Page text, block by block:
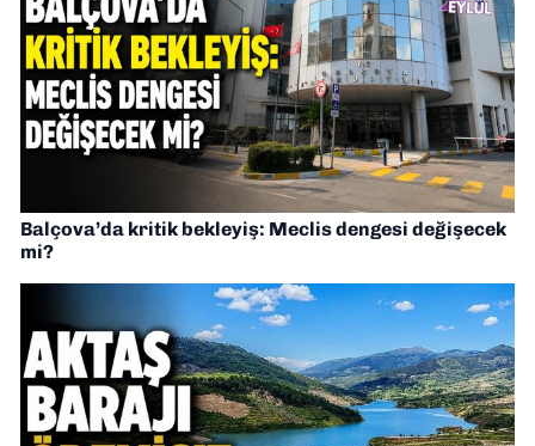
Balçova’da kritik bekleyiş: Meclis dengesi değişecek
mi?